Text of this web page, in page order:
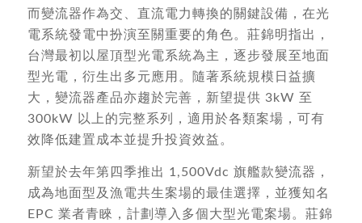
而變流器作為交、直流電力轉換的關鍵設備，在光
電系統發電中扮演至關重要的角色。莊錦明指出，
台灣最初以屋頂型光電系統為主，逐步發展至地面
型光電，衍生出多元應用。隨著系統規模日益擴
大，變流器產品亦趨於完善，新望提供 3kW 至
300kW 以上的完整系列，適用於各類案場，可有
效降低建置成本並提升投資效益。
新望於去年第四季推出 1,500Vdc 旗艦款變流器，
成為地面型及漁電共生案場的最佳選擇，並獲知名
EPC 業者青睞，計劃導入多個大型光電案場。莊錦